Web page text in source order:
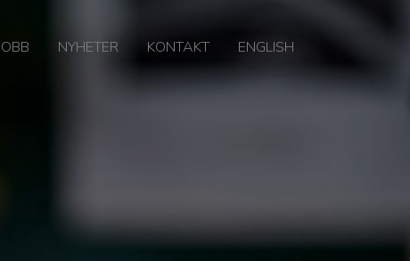
NYHETER KONTAKT ENGLISH